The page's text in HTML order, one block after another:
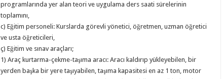
programlarında yer alan teori ve uygulama ders saati sürelerinin
toplamını,
c) Eğitim personeli: Kurslarda görevli yönetici, öğretmen, uzman öğretici
ve usta öğreticileri,
ç) Eğitim ve sınav araçları;
1) Araç kurtarma-çekme-taşıma aracı: Aracı kaldırıp yükleyebilen, bir
yerden başka bir yere taşıyabilen, taşıma kapasitesi en az 1 ton, motor